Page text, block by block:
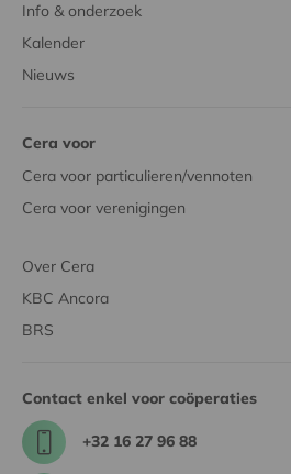
Info & onderzoek
Kalender
Nieuws
Cera voor
Cera voor particulieren/vennoten
Cera voor verenigingen
Over Cera
KBC Ancora
BRS
Contact enkel voor coöperaties
+32 16 27 96 88